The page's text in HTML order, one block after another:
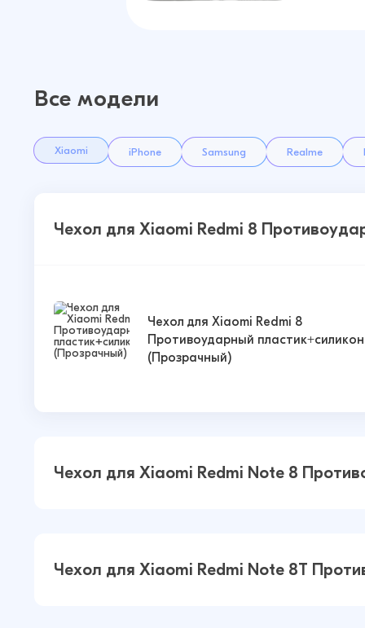
Все модели
Xiaomi iPhone Samsung Realme
Чехол для Xiaomi Redmi 8
Чехол для Xiaomi Redmi 8
Противоударный пластик+силикон
(Прозрачный)
Чехол для Xiaomi Redmi Note 8
Противоударный пластик+силикон
Чехол для Xiaomi Redmi Note 8T